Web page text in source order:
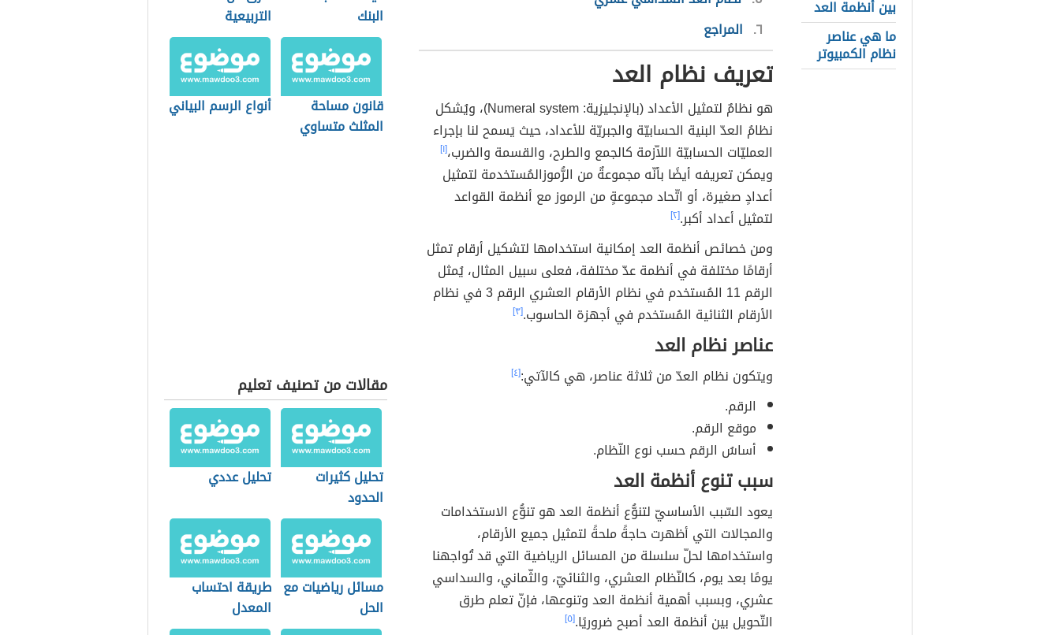
بين أنظمة العد
ما هي عناصر
نظام الكمبيوتر
٦ المراجع
تعريف نظام العد
هو نظامٌ لتمثيل الأعداد(بالإنجليزية:
Numeral system)، ويُشكل
نظامُ العدّ البنية الحسابيّة والجبريّة للأعداد، حيث يَسمح لنا بإجراء
العمليّات الحسابيّة اللاّزمة كالجمع والطرح، والقسمة والضرب،[١]
ويمكن تعريفه أيضًا بأنّه مجموعةٌ من الرُّموزالمُستخدمة لتمثيل
أعدادٍ صغيرة، أو اتّحاد مجموعةٍ من الرموز مع أنظمة القواعد
لتمثيل أعداد أكبر.[٢]
ومن خصائص أنظمة العد إمكانية استخدامها لتشكيل أرقام تمثل
أرقامًا مختلفة في أنظمة عدّ مختلفة، فعلى سبيل المثال، يُمثل
الرقم 11 المُستخدم في نظام الأرقام العشري الرقم 3 في نظام
الأرقام الثنائية المُستخدم في أجهزة الحاسوب.[٣]
عناصر نظام العد
ويتكون نظام العدّ من ثلاثة عناصر، هي كالآتي:[٤]
الرقم.
موقع الرقم.
أساسُ الرقم حسب نوع النّظام.
سبب تنوع أنظمة العد
يعود السّبب الأساسيّ لتنوُّع أنظمة العد هو تنوُّع الاستخدامات
والمجالات التي أظهرت حاجةً ملحةً لتمثيل جميع الأرقام،
واستخدامها لحلّ سلسلة من المسائل الرياضية التي قد تُواجهنا
يومًا بعد يوم، كالنّظام العشري، والثنائيّ، والثّماني، والسداسي
عشري، وبسبب أهمية أنظمة العد وتنوعها، فإنّ تعلم طرق
التّحويل بين أنظمة العد أصبح ضروريًا.[٥]
البنك
التربيعية
قانون مساحة
المثلث متساوي
أنواع الرسم البياني
مقالات من تصنيف تعليم
تحليل كثيرات
الحدود
تحليل عددي
مسائل رياضيات مع
الحل
طريقة احتساب
المعدل